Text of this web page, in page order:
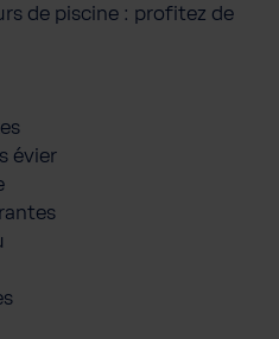
de piscine : profitez de
évier